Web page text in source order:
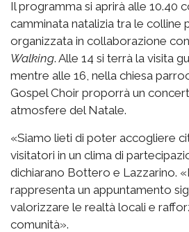
Il programma si aprirà alle 10.40
camminata natalizia tra le colline
organizzata in collaborazione con
Walking. Alle 14 si terrà la visita
mentre alle 16, nella chiesa
Gospel Choir proporrà un
atmosfere del Natale.
«Siamo lieti di poter accogliere
visitatori in un clima di
dichiarano Bottero e Lazzarino.
rappresenta un appuntamento
valorizzare le realtà locali e
comunità».